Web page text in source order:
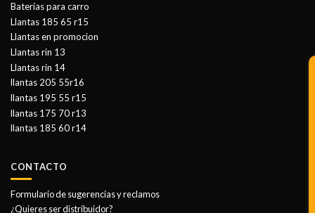
Baterías para carro
Llantas 185 65 r15
Llantas en promocion
Llantas rin 13
Llantas rin 14
llantas 205 55r16
llantas 195 55 r15
llantas 175 70 r13
llantas 185 60 r14
CONTACTO
Formulario de sugerencias y reclamos
¿Quieres ser distribuidor?